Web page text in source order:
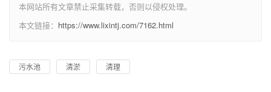
本网站所有文章禁止采集转载，否则以侵权处理。
本文链接： https://www.lixintj.com/7162.html
污水池 清淤 清理